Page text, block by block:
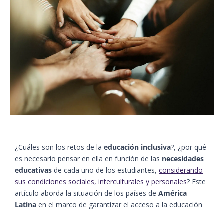
¿Cuáles son los retos de la educación inclusiva?, ¿por qué
es necesario pensar en ella en función de las necesidades
educativas de cada uno de los estudiantes, considerando
sus condiciones sociales, interculturales y personales? Este
artículo aborda la situación de los países de América
Latina en el marco de garantizar el acceso a la educación